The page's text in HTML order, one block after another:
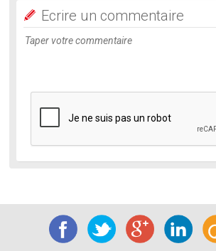
Ecrire un commentaire